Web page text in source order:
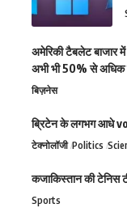
अमेरिकी टैबलेट बाजार में
अभी भी 50% से अधिक
बिज़नेस
ब्रिटेन के लगभग आधे
टेक्नोलॉजी Politics
कजाकिस्तान की टेनिस
Sports